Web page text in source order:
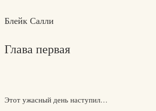
Блейк Салли
Глава первая
Этот ужасный день наступил…